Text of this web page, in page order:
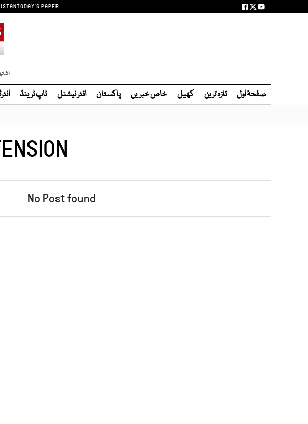
TODAY'S PAPER
صفحۂ اول تازہ ترین کھیل خاص خبریں پاکستان انٹر نیشنل ٹاپ ٹرینڈ
No Post found